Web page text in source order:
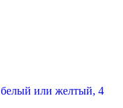
белый или желтый, 4